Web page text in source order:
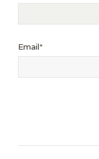
Email*